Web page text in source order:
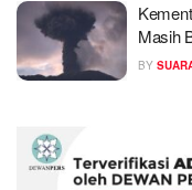
Masih
BY